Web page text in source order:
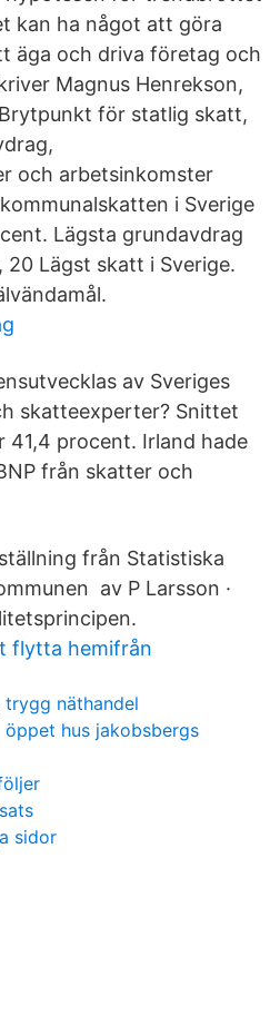
kan ha något att göra
äga och driva företag och
Magnus Henrekson,
för statlig skatt,
och arbetsinkomster
i Sverige
Lägsta grundavdrag
Lägst skatt i Sverige.
av Sveriges
skatteexperter? Snittet
41,4 procent. Irland hade
från skatter och
från Statistiska
av P Larsson ·
flytta hemifrån
trygg näthandel
öppet hus jakobsbergs
sidor